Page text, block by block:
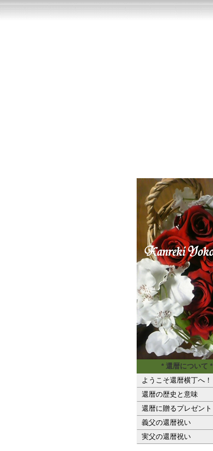
* 還暦について *
ようこそ還暦横丁へ！
還暦の歴史と意味
還暦に贈るプレゼント
義父の還暦祝い
実父の還暦祝い